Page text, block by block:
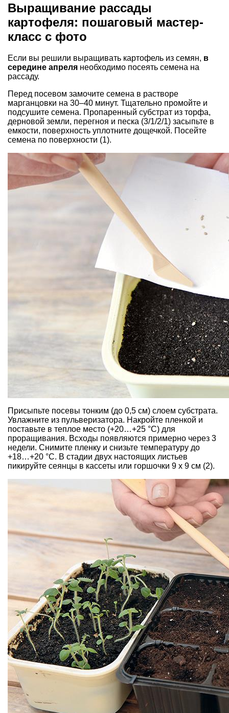
Выращивание рассады
картофеля: пошаговый мастер-
класс с фото
Если вы решили выращивать картофель из семян, в
середине апреля необходимо посеять семена на
рассаду.
Перед посевом замочите семена в растворе
марганцовки на 30–40 минут. Тщательно промойте и
подсушите семена. Пропаренный субстрат из торфа,
дерновой земли, перегноя и песка (3/1/2/1) засыпьте в
емкости, поверхность уплотните дощечкой. Посейте
семена по поверхности (1).
Присыпьте посевы тонким (до 0,5 см) слоем субстрата.
Увлажните из пульверизатора. Накройте пленкой и
поставьте в теплое место (+20…+25 °С) для
проращивания. Всходы появляются примерно через 3
недели. Снимите пленку и снизьте температуру до
+18…+20 °С. В стадии двух настоящих листьев
пикируйте сеянцы в кассеты или горшочки 9 х 9 см (2).